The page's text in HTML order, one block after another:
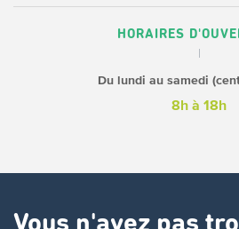
HORAIRES
Du lundi au samedi
8h à 18h